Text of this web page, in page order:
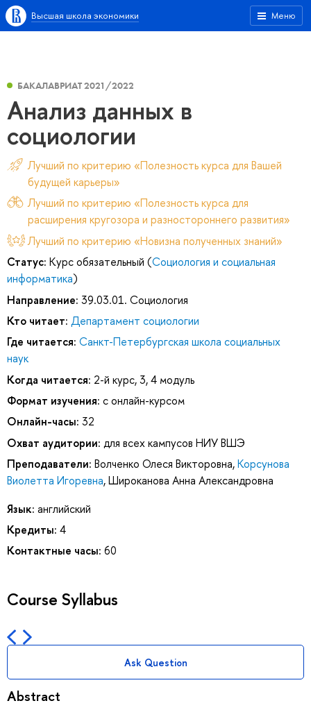
Меню
Высшая школа экономики
БАКАЛАВРИАТ 2021/2022
Анализ данных в
социологии
Лучший по критерию «Полезность курса для Вашей
будущей карьеры»
Лучший по критерию «Полезность курса для
расширения кругозора и разностороннего развития»
Лучший по критерию «Новизна полученных знаний»
Статус: Курс обязательный (Социология и социальная
информатика)
Направление: 39.03.01. Социология
Кто читает: Департамент социологии
Где читается: Санкт-Петербургская школа социальных
наук
Когда читается: 2-й курс, 3, 4 модуль
Формат изучения: с онлайн-курсом
Онлайн-часы: 32
Охват аудитории: для всех кампусов НИУ ВШЭ
Преподаватели: Волченко Олеся Викторовна,Корсунова
Виолетта Игоревна,Широканова Анна Александровна
Язык: английский
Кредиты: 4
Контактные часы: 60
Course Syllabus
Ask Question
Abstract